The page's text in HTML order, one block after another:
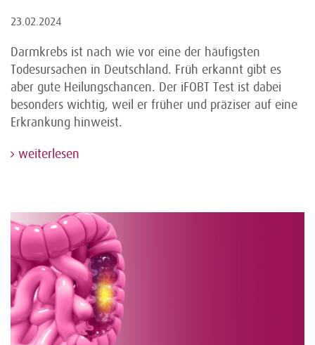
23.02.2024
Darmkrebs ist nach wie vor eine der häufigsten
Todesursachen in Deutschland. Früh erkannt gibt es
aber gute Heilungschancen. Der iFOBT Test ist dabei
besonders wichtig, weil er früher und präziser auf eine
Erkrankung hinweist.
weiterlesen